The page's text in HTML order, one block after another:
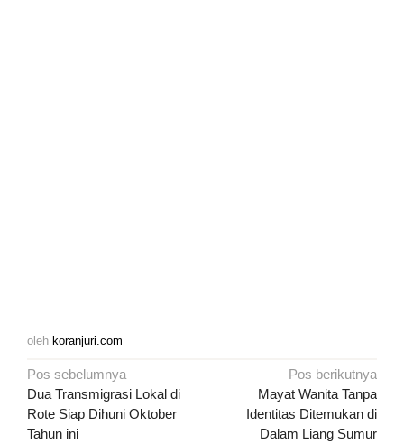
oleh koranjuri.com
Navigasi
pos
Pos sebelumnya
Dua Transmigrasi Lokal di
Rote Siap Dihuni Oktober
Tahun ini
Pos berikutnya
Mayat Wanita Tanpa
Identitas Ditemukan di
Dalam Liang Sumur